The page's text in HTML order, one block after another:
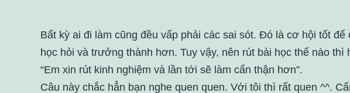
Bất kỳ ai đi làm cũng đều vấp phải các sai sót. Đó là cơ hội tốt để
học hỏi và trưởng thành hơn. Tuy vậy, nên rút bài học thế nào thì
“Em xin rút kinh nghiệm và lần tới sẽ làm cẩn thận hơn”.
Câu này chắc hẳn bạn nghe quen quen. Với tôi thì rất quen ^^.